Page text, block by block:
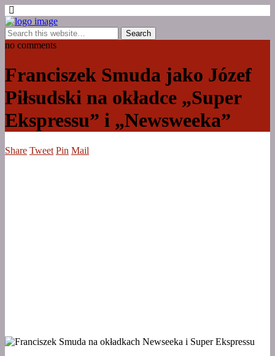
no comments
Franciszek Smuda jako Józef
Piłsudski na okładce „Super
Ekspressu” i „Newsweeka”
Share Tweet Pin Mail